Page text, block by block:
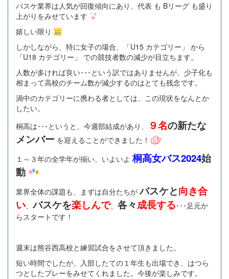
バスケ業界は人気が回復傾向にあり、代表 も Bリーグ も盛り
上がりをみせています
嬉しい限り
しかしながら、特に女子の場合、「U15 カテゴリー」 から
「U18 カテゴリー」 での競技者数の減少が目立ちます。
人数が多ければ良い･･･という訳ではありませんが、少子化も
相まって高校のチーム数が減少するのはとても残念です。
渦中のカテゴリーに携わる者としては、この現状をなんとか
したい。
桐高は･･･というと、今週部結成があり、
９名の新たな
メンバー を迎えることができました！
１～３年の全学年が揃い、いよいよ桐高女バス2024始
動
業界全体の課題も、まずは自分たちがバスケと向き合
い、バスケを楽しんで、 各々成長する･･･足元か
らスタートです！
週末は熊谷西高校と練習試合をさせて頂きました。
短い時間でしたが、入部したての１年生も出場でき、はつら
つとしたプレーをみせてくれました。今後が楽しみです。